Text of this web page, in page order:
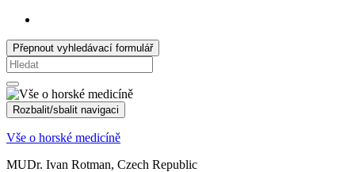
Přepnout vyhledávací formulář
Search
for:
Rozbalit/sbalit navigaci
Vše o horské medicíně
MUDr. Ivan Rotman, Czech Republic